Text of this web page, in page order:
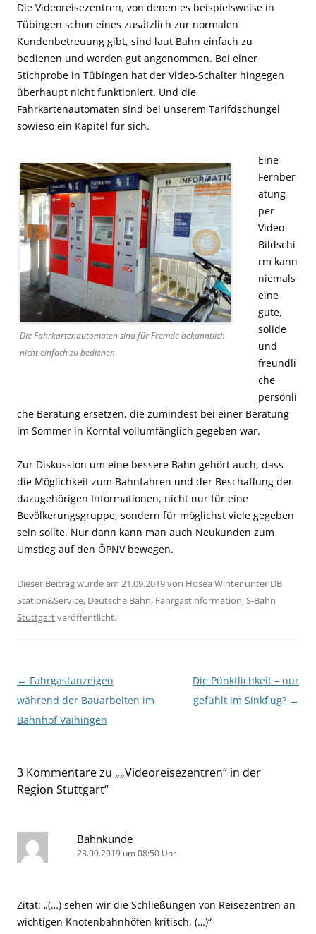
Die Videoreisezentren, von denen es beispielsweise in
Tübingen schon eines zusätzlich zur normalen
Kundenbetreuung gibt, sind laut Bahn einfach zu
bedienen und werden gut angenommen. Bei einer
Stichprobe in Tübingen hat der Video-Schalter hingegen
überhaupt nicht funktioniert. Und die
Fahrkartenautomaten sind bei unserem Tarifdschungel
sowieso ein Kapitel für sich.
Die Fahrkartenautomaten sind für Fremde bekanntlich
nicht einfach zu bedienen
Eine
Fernber
atung
per
Video-
Bildschi
rm kann
niemals
eine
gute,
solide
und
freundli
che
persönli
che Beratung ersetzen, die zumindest bei einer Beratung
im Sommer in Korntal vollumfänglich gegeben war.
Zur Diskussion um eine bessere Bahn gehört auch, dass
die Möglichkeit zum Bahnfahren und der Beschaffung der
dazugehörigen Informationen, nicht nur für eine
Bevölkerungsgruppe, sondern für möglichst viele gegeben
sein sollte. Nur dann kann man auch Neukunden zum
Umstieg auf den ÖPNV bewegen.
Dieser Beitrag wurde am 21.09.2019von Hosea Winter unter DB
Station&Service, Deutsche Bahn, Fahrgastinformation,S-Bahn
Stuttgartveröffentlicht.
Beitragsnavigation
← Fahrgastanzeigen
während der Bauarbeiten im
Bahnhof Vaihingen
Die Pünktlichkeit – nur
gefühlt im Sinkflug? →
3 Kommentare zu „„Videoreisezentren“ in der
Region Stuttgart“
Bahnkunde
23.09.2019 um 08:50 Uhr
Zitat: „(…) sehen wir die Schließungen von Reisezentren an
wichtigen Knotenbahnhöfen kritisch, (…)“